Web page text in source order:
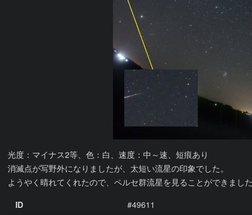
光度：マイナス2等、色：白、速度：中～速、短痕あり
消滅点が写野外になりましたが、太短い流星の印象でした。
ようやく晴れてくれたので、ペルセ群流星を見ることができました
ID
#49611